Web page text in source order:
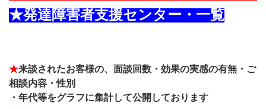
★発達障害者支援センター・一覧
★来談されたお客様の、面談回数・効果の実感の有無・ご
相談内容・性別
・年代等をグラフに集計して公開しております